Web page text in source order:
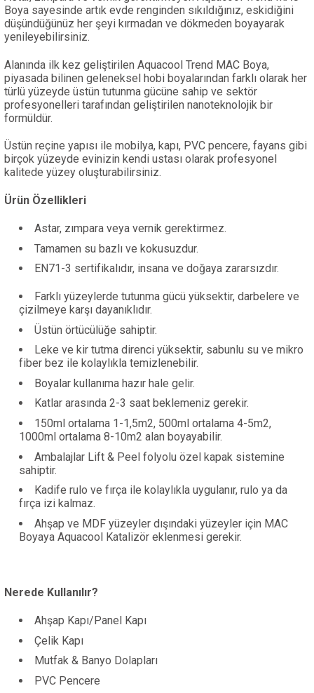
Boya sayesinde artık evde renginden sıkıldığınız, eskidiğini
düşündüğünüz her şeyi kırmadan ve dökmeden boyayarak
yenileyebilirsiniz.
Alanında ilk kez geliştirilen Aquacool Trend MAC Boya,
piyasada bilinen geleneksel hobi boyalarından farklı olarak her
türlü yüzeyde üstün tutunma gücüne sahip ve sektör
profesyonelleri tarafından geliştirilen nanoteknolojik bir
formüldür.
Üstün reçine yapısı ile mobilya, kapı, PVC pencere, fayans gibi
birçok yüzeyde evinizin kendi ustası olarak profesyonel
kalitede yüzey oluşturabilirsiniz.
Ürün Özellikleri
Astar, zımpara veya vernik gerektirmez.
Tamamen su bazlı ve kokusuzdur.
EN71-3 sertifikalıdır, insana ve doğaya zararsızdır.
Farklı yüzeylerde tutunma gücü yüksektir, darbelere ve
çizilmeye karşı dayanıklıdır.
Üstün örtücülüğe sahiptir.
Leke ve kir tutma direnci yüksektir, sabunlu su ve mikro
fiber bez ile kolaylıkla temizlenebilir.
Boyalar kullanıma hazır hale gelir.
Katlar arasında 2-3 saat beklemeniz gerekir.
150ml ortalama 1-1,5m2, 500ml ortalama 4-5m2,
1000ml ortalama 8-10m2 alan boyayabilir.
Ambalajlar Lift & Peel folyolu özel kapak sistemine
sahiptir.
Kadife rulo ve fırça ile kolaylıkla uygulanır, rulo ya da
fırça izi kalmaz.
Ahşap ve MDF yüzeyler dışındaki yüzeyler için MAC
Boyaya Aquacool Katalizör eklenmesi gerekir.
Nerede Kullanılır?
Ahşap Kapı/Panel Kapı
Çelik Kapı
Mutfak & Banyo Dolapları
PVC Pencere